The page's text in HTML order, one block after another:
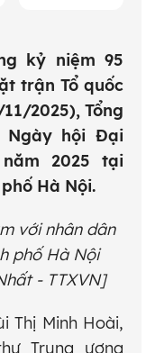
kỷ niệm 95
trận Tổ quốc
2025), Tổng
Ngày hội Đại
2025 tại
Hà Nội.
với nhân dân
phố Hà Nội
- TTXVN]
Thị Minh Hoài,
Trung ương